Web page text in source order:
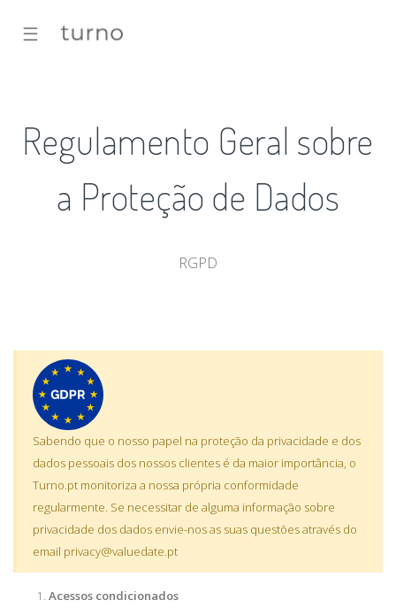
☰
Regulamento Geral sobre
a Proteção de Dados
RGPD
Sabendo que o nosso papel na proteção da privacidade e dos
dados pessoais dos nossos clientes é da maior importância, o
Turno.pt monitoriza a nossa própria conformidade
regularmente. Se necessitar de alguma informação sobre
privacidade dos dados envie-nos as suas questões através do
email privacy@valuedate.pt
Acessos condicionados